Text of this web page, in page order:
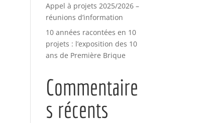
Appel à projets 2025/2026 –
réunions d’information
10 années racontées en 10
projets : l’exposition des 10
ans de Première Brique
Commentaire
s récents